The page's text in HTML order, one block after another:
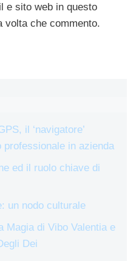
e sito web in questo
volta che commento.
il ‘navigatore’
professionale in azienda
ed il ruolo chiave di
un nodo culturale
Magia di Vibo Valentia e
Dei